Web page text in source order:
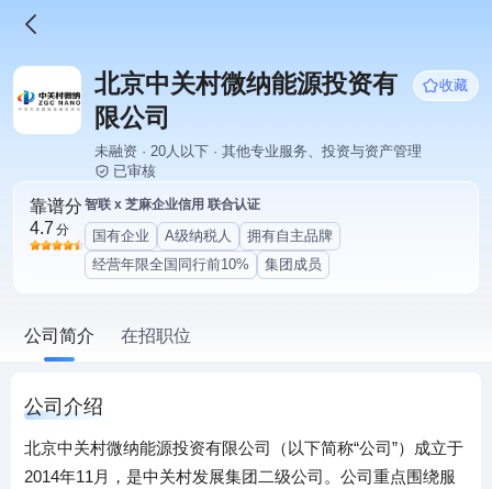
北京中关村微纳能源投资有
限公司
收藏
未融资 · 20人以下 · 其他专业服务、投资与资产管理
已审核
靠谱分
4.7 分
智联 x 芝麻企业信用 联合认证
国有企业 A级纳税人
拥有自主品牌
经营年限全国同行前10%
集团成员
公司简介 在招职位
公司介绍
北京中关村微纳能源投资有限公司（以下简称“公司”）成立于
2014年11月，是中关村发展集团二级公司。公司重点围绕服